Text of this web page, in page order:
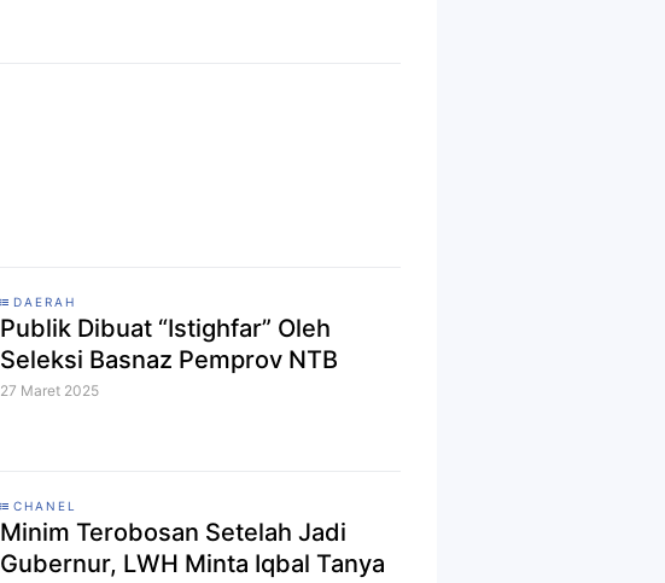
DAERAH
Publik Dibuat “Istighfar” Oleh
Seleksi Basnaz Pemprov NTB
27 Maret 2025
CHANEL
Minim Terobosan Setelah Jadi
Gubernur, LWH Minta Iqbal Tanya